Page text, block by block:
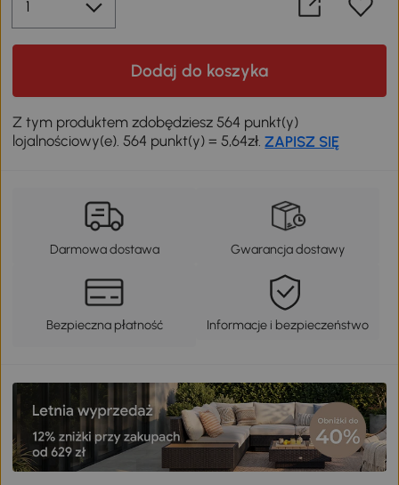
Dodaj do koszyka
Z tym produktem zdobędziesz 564 punkt(y)
lojalnościowy(e). 564 punkt(y) = 5,64zł.ZAPISZ SIĘ
Darmowa dostawa Gwarancja dostawy
Bezpieczna płatność Informacje i bezpieczeństwo